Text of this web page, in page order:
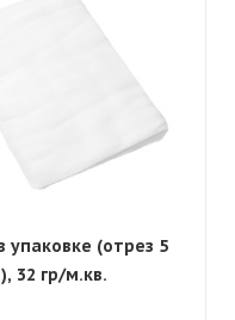
упаковке (отрез 5
32 гр/м.кв.